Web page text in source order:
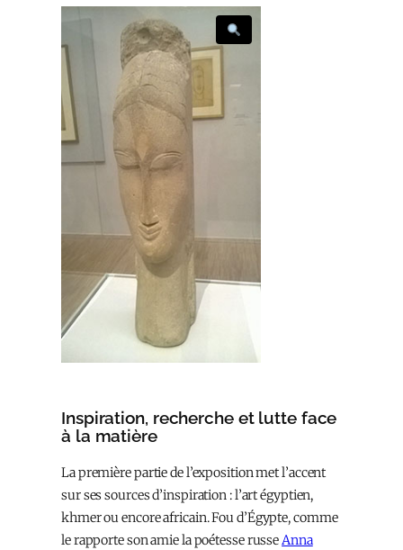
Inspiration, recherche et lutte face
à la matière
La première partie de l’exposition met l’accent
sur ses sources d’inspiration : l’art égyptien,
khmer ou encore africain. Fou d’Égypte, comme
le rapporte son amie la poétesse russeAnna